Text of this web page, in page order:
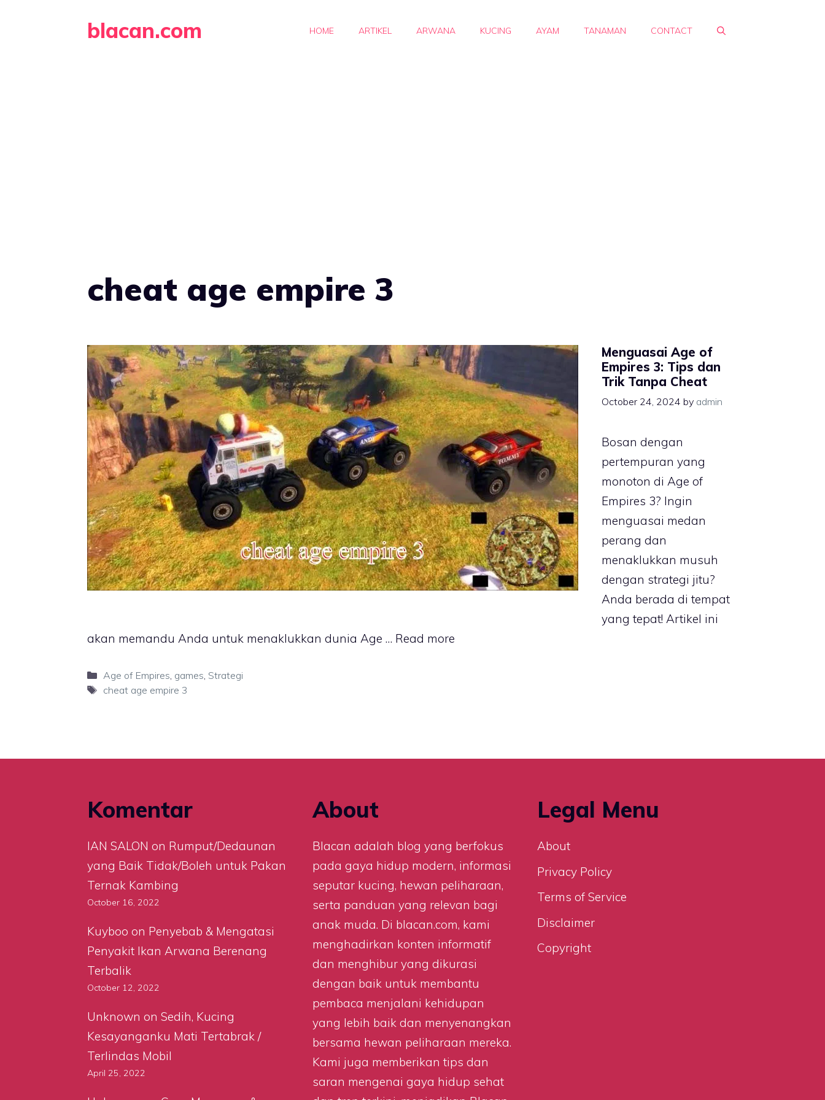
blacan.com HOME ARTIKEL ARWANA KUCING AYAM TANAMAN CONTACT
cheat age empire 3
Menguasai Age of
Empires 3: Tips dan
Trik Tanpa Cheat
October 24, 2024 by admin
Bosan dengan
pertempuran yang
monoton di Age of
Empires 3? Ingin
menguasai medan
perang dan
menaklukkan musuh
dengan strategi jitu?
Anda berada di tempat
yang tepat! Artikel ini
akan memandu Anda untuk menaklukkan dunia Age … Read more
Categories
Age of Empires, games, Strategi
Tags
cheat age empire 3
Komentar
IAN SALON on Rumput/Dedaunan
yang Baik Tidak/Boleh untuk Pakan
Ternak Kambing
October 16, 2022
Kuyboo on Penyebab & Mengatasi
Penyakit Ikan Arwana Berenang
Terbalik
October 12, 2022
Unknown on Sedih, Kucing
Kesayanganku Mati Tertabrak /
Terlindas Mobil
April 25, 2022
About
Blacan adalah blog yang berfokus
pada gaya hidup modern, informasi
seputar kucing, hewan peliharaan,
serta panduan yang relevan bagi
anak muda. Di blacan.com, kami
menghadirkan konten informatif
dan menghibur yang dikurasi
dengan baik untuk membantu
pembaca menjalani kehidupan
yang lebih baik dan menyenangkan
bersama hewan peliharaan mereka.
Kami juga memberikan tips dan
saran mengenai gaya hidup sehat
Legal Menu
About
Privacy Policy
Terms of Service
Disclaimer
Copyright